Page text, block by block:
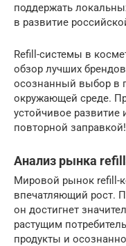
поддержать
в развитие
Refill-системы в
обзор лучших
осознанный выбор в
окружающей среде.
устойчивое развитие
повторной заправкой!
Анализ рынка
Мировой рынок refill-
впечатляющий рост.
он достигнет
растущим
продукты и